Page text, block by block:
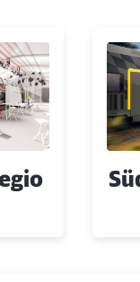
weitergeleitet